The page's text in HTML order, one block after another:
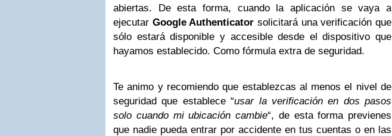
abiertas. De esta forma, cuando la aplicación se vaya a
ejecutar Google Authenticator solicitará una verificación que
sólo estará disponible y accesible desde el dispositivo que
hayamos establecido. Como fórmula extra de seguridad.
Te animo y recomiendo que establezcas al menos el nivel de
seguridad que establece “usar la verificación en dos pasos
solo cuando mi ubicación cambie“, de esta forma previenes
que nadie pueda entrar por accidente en tus cuentas o en las